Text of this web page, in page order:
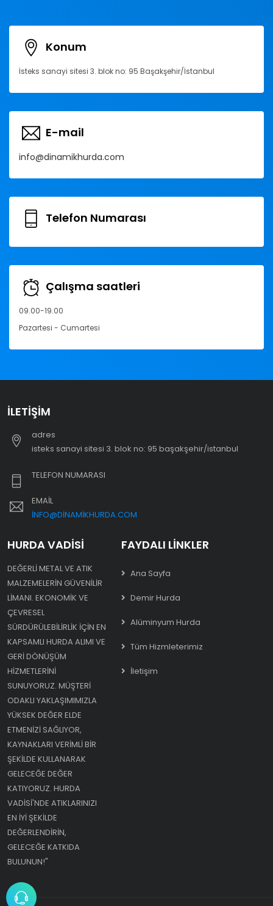
Konum
İsteks sanayi sitesi 3. blok no: 95 Başakşehir/İstanbul
E-mail
info@dinamikhurda.com
Telefon Numarası
Çalışma saatleri
09.00-19.00
Pazartesi - Cumartesi
İLETIŞIM
adres
i̇steks sanayi sitesi 3. blok no: 95 başakşehir/i̇stanbul
TELEFON NUMARASI
EMAIL
INFO@DINAMIKHURDA.COM
HURDA VADISI
DEĞERLI METAL VE ATIK
MALZEMELERIN GÜVENILIR
LIMANI. EKONOMIK VE
ÇEVRESEL
SÜRDÜRÜLEBILIRLIK IÇIN EN
KAPSAMLI HURDA ALIMI VE
GERI DÖNÜŞÜM
HIZMETLERINI
SUNUYORUZ. MÜŞTERI
ODAKLI YAKLAŞIMIMIZLA
YÜKSEK DEĞER ELDE
ETMENIZI SAĞLIYOR,
KAYNAKLARI VERIMLI BIR
ŞEKILDE KULLANARAK
GELECEĞE DEĞER
KATIYORUZ. HURDA
VADISI'NDE ATIKLARINIZI
EN IYI ŞEKILDE
DEĞERLENDIRIN,
GELECEĞE KATKIDA
BULUNUN!"
FAYDALI LINKLER
Ana Sayfa
Demir Hurda
Alüminyum Hurda
Tüm Hizmleterimiz
İletişim